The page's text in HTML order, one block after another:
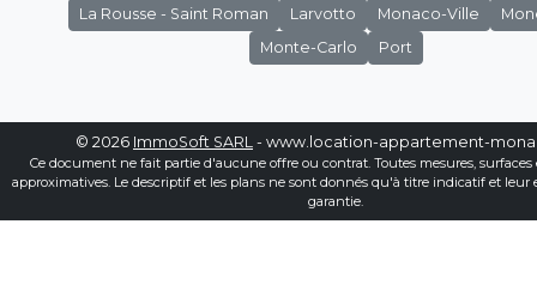
La Rousse - Saint Roman
Larvotto Monaco-Ville
Monte-Carlo
Port
© 2026 ImmoSoft SARL - www.location-appartement-
Ce document ne fait partie d'aucune offre ou contrat. Toutes mesures, surfaces
approximatives. Le descriptif et les plans ne sont donnés qu'à titre indicatif et leur
garantie.